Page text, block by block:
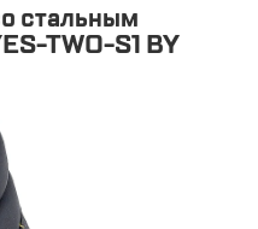
стальным
TWO-S1 BY